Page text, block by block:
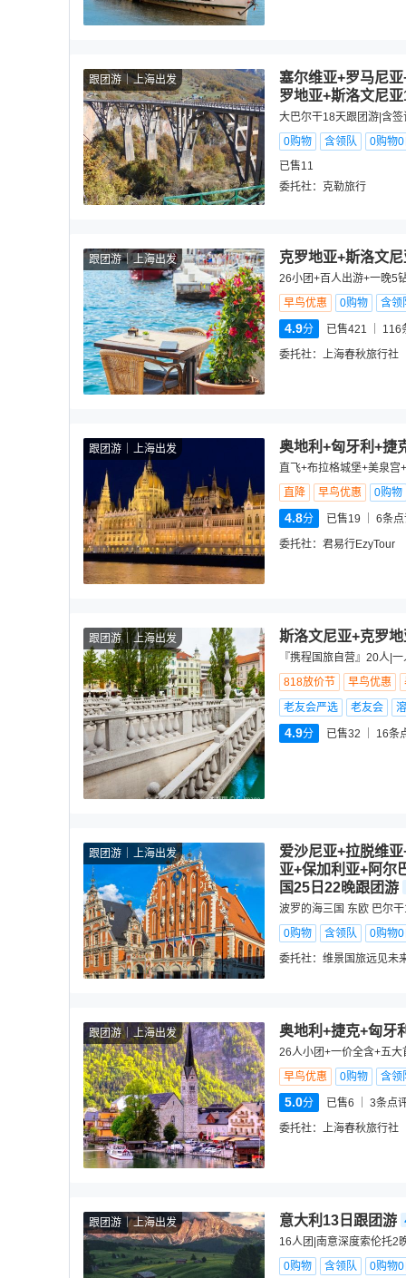
跟团游 上海出发
塞尔维亚+罗马尼
罗地亚+斯洛文尼
大巴尔干18天跟团游|含
0购物
含领队
0购物
已售11
委托社： 克勒旅行
跟团游 上海出发 克罗地亚+斯洛文
26小团+百人出游+一晚5
早鸟优惠
0购物 含领
4.9分 已售421 116
委托社： 上海春秋旅行社
跟团游 上海出发 奥地利+匈牙利+捷
直飞+布拉格城堡+美泉宫
直降
早鸟优惠 0购物
4.8分 已售19 6条
委托社： 君易行EzyTour
跟团游 上海出发 斯洛文尼亚+克罗
『携程国旅自营』20人|
818放价节
早鸟优惠
老友会严选
老友会
4.9分 已售32 16条
跟团游 上海出发
爱沙尼亚+拉脱维
亚+保加利亚+阿尔
国25日22晚跟团游
波罗的海三国 东欧 巴尔
0购物
含领队
0购物
委托社： 维景国旅远见未
跟团游 上海出发 奥地利+捷克+匈牙
26人小团+一价全含+五
早鸟优惠
0购物 含领
5.0分 已售6 3条点
委托社： 上海春秋旅行社
跟团游 上海出发 意大利13日跟团游
16人团|南意深度索伦托2
0购物
含领队
0购物